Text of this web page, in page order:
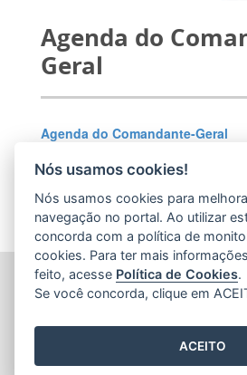
Agenda do
Geral
Agenda do Comandante-Geral
POLÍCIA MILITAR DO
Av. Maruípe, 2111 - São
Nós usamos cookies!
Nós usamos cookies para
navegação no portal. Ao utilizar
concorda com a política de
cookies. Para ter mais
feito, acesse Política de Cookies.
Se você concorda, clique em
ACEITO